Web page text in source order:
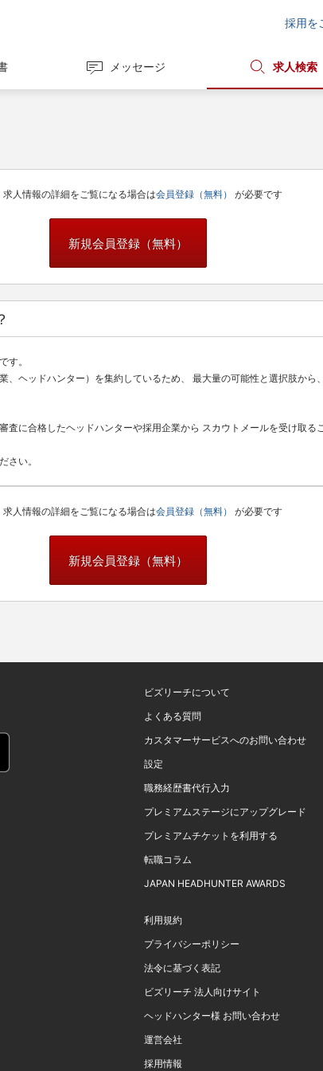
採用を
メッセージ 求人検索
求人情報の詳細をご覧になる場合は会員登録（無料） が必要です
新規会員登録（無料）
す。
、ヘッドハンター）を集約しているため、 最大量の可能性と選択肢から
査に合格したヘッドハンターや採用企業から スカウトメールを受け取る
さい。
求人情報の詳細をご覧になる場合は会員登録（無料） が必要です
新規会員登録（無料）
ビズリーチについて
よくある質問
カスタマーサービスへのお問い合わせ
設定
職務経歴書代行入力
プレミアムステージにアップグレード
プレミアムチケットを利用する
転職コラム
JAPAN HEADHUNTER AWARDS
利用規約
プライバシーポリシー
法令に基づく表記
ビズリーチ 法人向けサイト
ヘッドハンター様 お問い合わせ
運営会社
採用情報